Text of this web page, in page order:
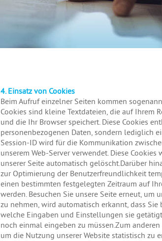
4. Einsatz von Cookies
Beim Aufruf einzelner Seiten kommen
Cookies sind kleine Textdateien, die auf Ihrem
und die Ihr Browser speichert. Diese Cookies
personenbezogenen Daten, sondern lediglich
Session-ID wird für die Kommunikation
unserem Web-Server verwendet. Diese Cookies
unserer Seite automatisch gelöscht.Darüber
zur Optimierung der Benutzerfreundlichkeit
einen bestimmten festgelegten Zeitraum auf
werden. Besuchen Sie unsere Seite erneut, um
zu nehmen, wird automatisch erkannt, dass
welche Eingaben und Einstellungen sie
noch einmal eingeben zu müssen.Zum anderen
um die Nutzung unserer Website statistisch zu